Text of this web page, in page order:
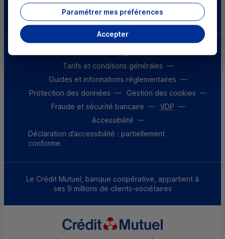
Télécharger l'application
Tarifs et conditions générales
Guides et informations réglementaires
Protection des données
Gestion des cookies
Fraude et sécurité bancaire
VDP
Accessibilité
Déclaration d’accessibilité : partiellement
conforme
Le Crédit Mutuel, banque coopérative, appartient à
ses 9 millions de clients-sociétaires
Accepter
Paramétrer mes préférences